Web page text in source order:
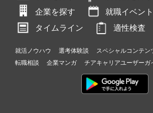
企業を探す
就職イベン
タイムライン
適性検査
就活ノウハウ 選考体験談 スペシャルコンテン
転職相談
企業マンガ チアキャリアユーザーガ